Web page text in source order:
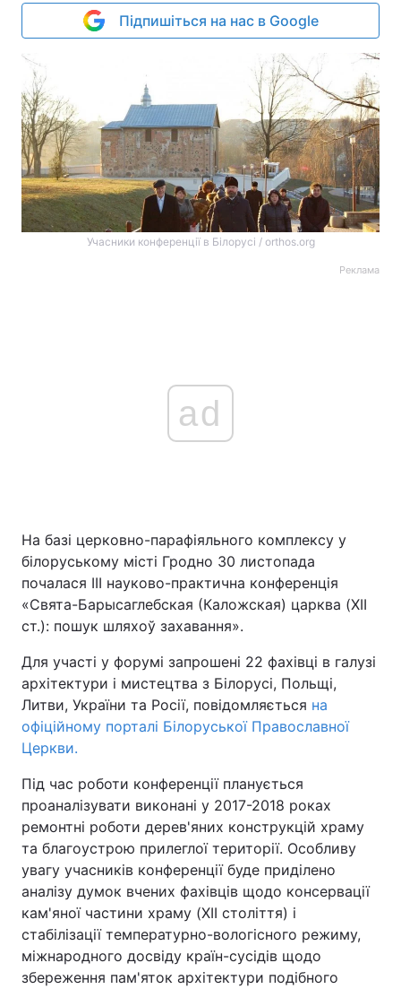
Підпишіться на нас в Google
Учасники конференції в Білорусі / orthos.org
Реклама
ad
На базі церковно-парафіяльного комплексу у
білоруському місті Гродно 30 листопада
почалася III науково-практична конференція
«Свята-Барысаглебская (Каложская) царква (XII
ст.): пошук шляхоў захавання».
Для участі у форумі запрошені 22 фахівці в галузі
архітектури і мистецтва з Білорусі, Польщі,
Литви, України та Росії, повідомляється на
офіційному порталі Білоруської Православної
Церкви.
Під час роботи конференції планується
проаналізувати виконані у 2017-2018 роках
ремонтні роботи дерев'яних конструкцій храму
та благоустрою прилеглої території. Особливу
увагу учасників конференції буде приділено
аналізу думок вчених фахівців щодо консервації
кам'яної частини храму (XII століття) і
стабілізації температурно-вологісного режиму,
міжнародного досвіду країн-сусідів щодо
збереження пам'яток архітектури подібного